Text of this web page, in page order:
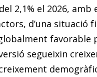
2,1% el 2026,
d’una situació
favorable
segueixin